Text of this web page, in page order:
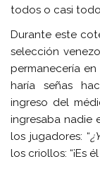
todos o casi
Durante este
selección
permanecería
haría señas
ingreso del
ingresaba nadie
los jugadores: “
los criollos: “¡Es